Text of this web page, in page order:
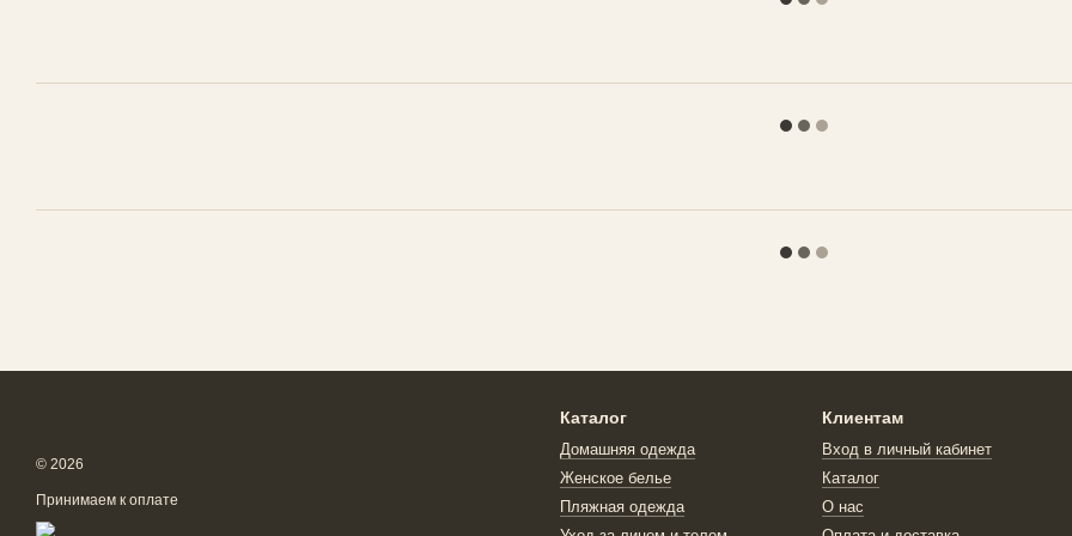
© 2026
Принимаем к оплате
Каталог
Домашняя одежда
Женское белье
Пляжная одежда
Клиентам
Вход в личный кабинет
Каталог
О нас